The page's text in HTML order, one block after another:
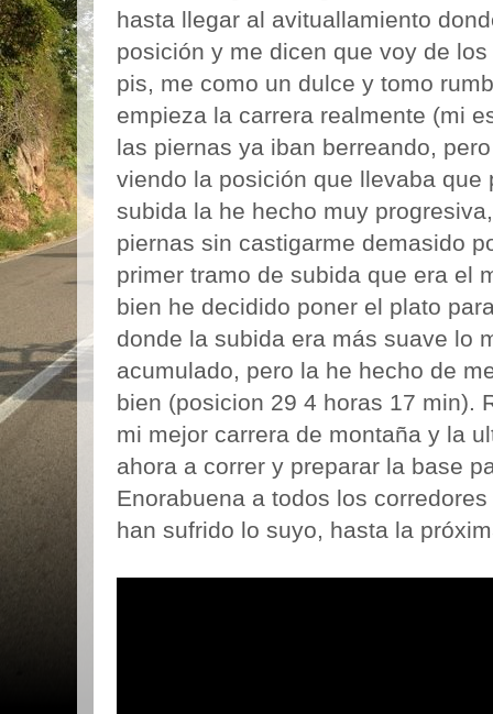
hasta llegar al avituallamiento
posición y me dicen que voy de
pis, me como un dulce y tomo
empieza la carrera realmente (mi
las piernas ya iban berreando,
viendo la posición que llevaba que
subida la he hecho muy
piernas sin castigarme demasido
primer tramo de subida que era el
bien he decidido poner el plato
donde la subida era más suave lo
acumulado, pero la he hecho de
bien (posicion 29 4 horas 17 min).
mi mejor carrera de montaña y la
ahora a correr y preparar la base
Enorabuena a todos los
han sufrido lo suyo, hasta la